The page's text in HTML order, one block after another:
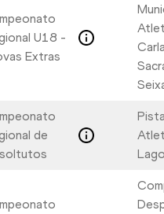
U18 -
Extras
de